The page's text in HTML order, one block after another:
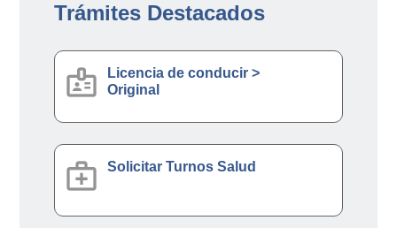
Trámites Destacados
badge
Licencia de conducir >
Original
medical_services Solicitar Turnos Salud